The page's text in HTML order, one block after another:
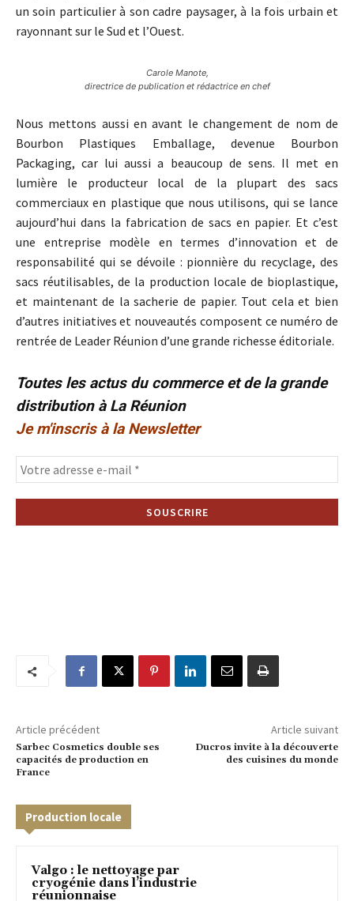
un soin particulier à son cadre paysager, à la fois urbain et
rayonnant sur le Sud et l’Ouest.
Carole Manote,
directrice de publication et rédactrice en chef
Nous mettons aussi en avant le changement de nom de
Bourbon Plastiques Emballage, devenue Bourbon
Packaging, car lui aussi a beaucoup de sens. Il met en
lumière le producteur local de la plupart des sacs
commerciaux en plastique que nous utilisons, qui se lance
aujourd’hui dans la fabrication de sacs en papier. Et c’est
une entreprise modèle en termes d’innovation et de
responsabilité qui se dévoile : pionnière du recyclage, des
sacs réutilisables, de la production locale de bioplastique,
et maintenant de la sacherie de papier. Tout cela et bien
d’autres initiatives et nouveautés composent ce numéro de
rentrée de Leader Réunion d’une grande richesse éditoriale.
Toutes les actus du commerce et de la grande
distribution à La Réunion
Je m'inscris à la Newsletter
Article précédent
Sarbec Cosmetics double ses
capacités de production en
France
Article suivant
Ducros invite à la découverte
des cuisines du monde
Production locale
Valgo : le nettoyage par
cryogénie dans l’industrie
réunionnaise